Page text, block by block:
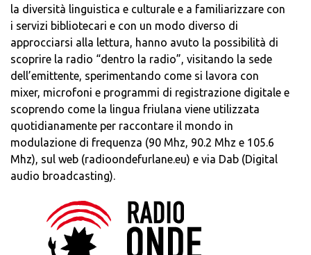
la diversità linguistica e culturale e a familiarizzare con
i servizi bibliotecari e con un modo diverso di
approcciarsi alla lettura, hanno avuto la possibilità di
scoprire la radio “dentro la radio”, visitando la sede
dell’emittente, sperimentando come si lavora con
mixer, microfoni e programmi di registrazione digitale e
scoprendo come la lingua friulana viene utilizzata
quotidianamente per raccontare il mondo in
modulazione di frequenza (90 Mhz, 90.2 Mhz e 105.6
Mhz), sul web (radioondefurlane.eu) e via Dab (Digital
audio broadcasting).